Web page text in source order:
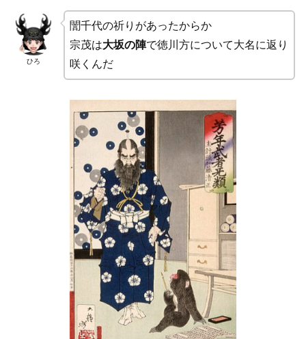
ひろ
誾千代の祈りがあったからか
宗茂は大坂の陣で徳川方について大名に返り
咲くんだ